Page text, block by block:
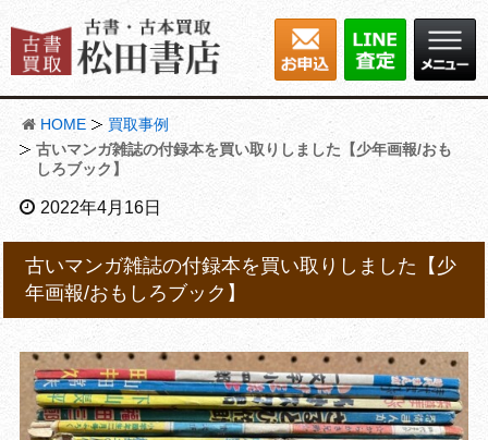
HOME
買取事例
古いマンガ雑誌の付録本を買い取りしました【少年画報/おも
しろブック】
2022年4月16日
古いマンガ雑誌の付録本を買い取りしました【少
年画報/おもしろブック】